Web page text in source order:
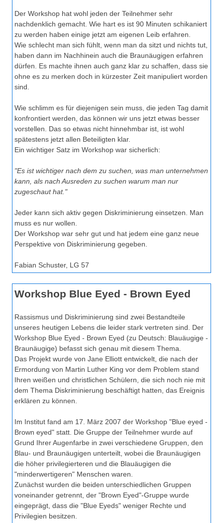
Der Workshop hat wohl jeden der Teilnehmer sehr
nachdenklich gemacht. Wie hart es ist 90 Minuten schikaniert
zu werden haben einige jetzt am eigenen Leib erfahren.
Wie schlecht man sich fühlt, wenn man da sitzt und nichts tut,
haben dann im Nachhinein auch die Braunäugigen erfahren
dürfen. Es machte ihnen auch ganz klar zu schaffen, dass sie
ohne es zu merken doch in kürzester Zeit manipuliert worden
sind.
Wie schlimm es für diejenigen sein muss, die jeden Tag damit
konfrontiert werden, das können wir uns jetzt etwas besser
vorstellen. Das so etwas nicht hinnehmbar ist, ist wohl
spätestens jetzt allen Beteiligten klar.
Ein wichtiger Satz im Workshop war sicherlich:
"Es ist wichtiger nach dem zu suchen, was man unternehmen
kann, als nach Ausreden zu suchen warum man nur
zugeschaut hat."
Jeder kann sich aktiv gegen Diskriminierung einsetzen. Man
muss es nur wollen.
Der Workshop war sehr gut und hat jedem eine ganz neue
Perspektive von Diskriminierung gegeben.
Fabian Schuster, LG 57
Workshop Blue Eyed - Brown Eyed
Rassismus und Diskriminierung sind zwei Bestandteile
unseres heutigen Lebens die leider stark vertreten sind. Der
Workshop Blue Eyed - Brown Eyed (zu Deutsch: Blauäugige -
Braunäugige) befasst sich genau mit diesem Thema.
Das Projekt wurde von Jane Elliott entwickelt, die nach der
Ermordung von Martin Luther King vor dem Problem stand
Ihren weißen und christlichen Schülern, die sich noch nie mit
dem Thema Diskriminierung beschäftigt hatten, das Ereignis
erklären zu können.
Im Institut fand am 17. März 2007 der Workshop "Blue eyed -
Brown eyed" statt. Die Gruppe der Teilnehmer wurde auf
Grund Ihrer Augenfarbe in zwei verschiedene Gruppen, den
Blau- und Braunäugigen unterteilt, wobei die Braunäugigen
die höher privilegierteren und die Blauäugigen die
"minderwertigeren" Menschen waren.
Zunächst wurden die beiden unterschiedlichen Gruppen
voneinander getrennt, der "Brown Eyed"-Gruppe wurde
eingeprägt, dass die "Blue Eyeds" weniger Rechte und
Privilegien besitzen.